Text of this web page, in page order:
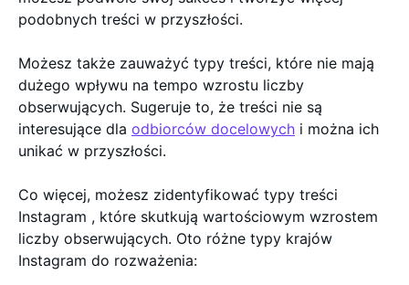
podobnych treści w przyszłości.
Możesz także zauważyć typy treści, które nie mają
dużego wpływu na tempo wzrostu liczby
obserwujących. Sugeruje to, że treści nie są
interesujące dla odbiorców docelowych i można ich
unikać w przyszłości.
Co więcej, możesz zidentyfikować typy treści
Instagram , które skutkują wartościowym wzrostem
liczby obserwujących. Oto różne typy krajów
Instagram do rozważenia: